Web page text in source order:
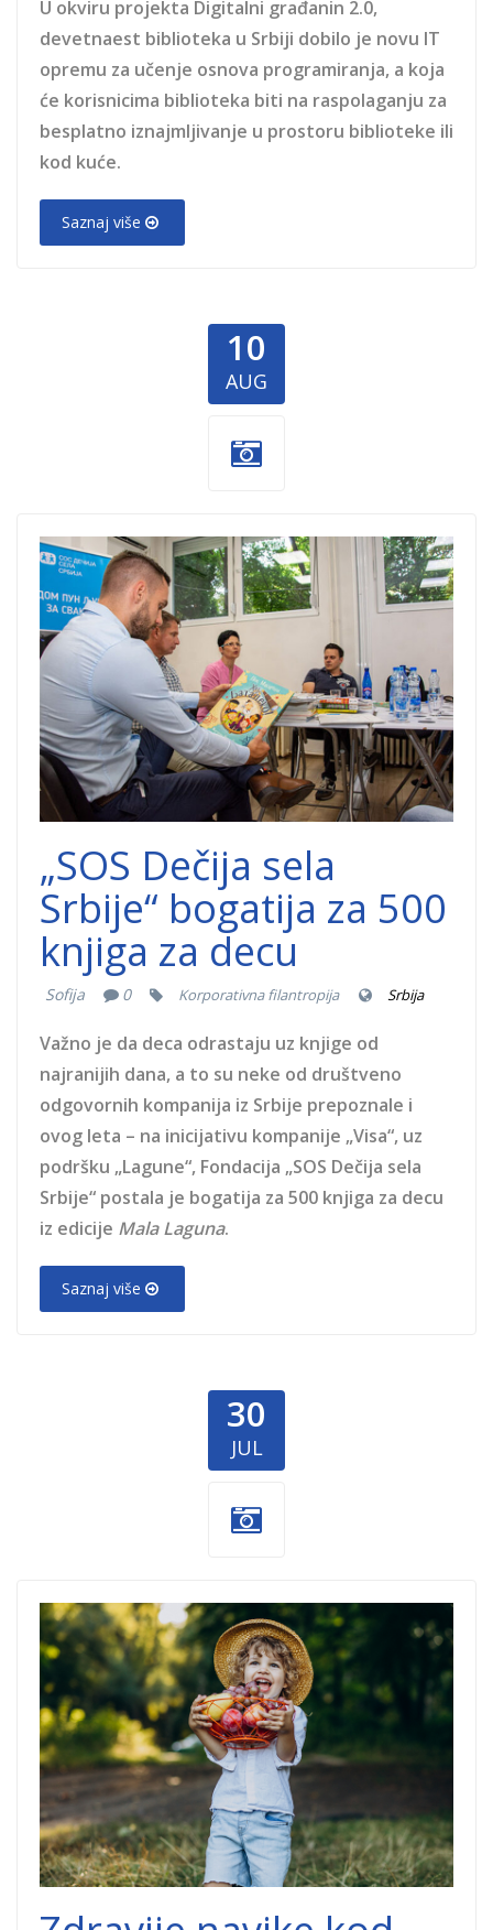
U okviru projekta Digitalni građanin 2.0,
devetnaest biblioteka u Srbiji dobilo je novu IT
opremu za učenje osnova programiranja, a koja
će korisnicima biblioteka biti na raspolaganju za
besplatno iznajmljivanje u prostoru biblioteke ili
kod kuće.
Saznaj više
10
AUG
SOS-Decija-
sela.jpg
„SOS Dečija sela
Srbije“ bogatija za 500
knjiga za decu
Sofija 0 Korporativna filantropija Srbija
Važno je da deca odrastaju uz knjige od
najranijih dana, a to su neke od društveno
odgovornih kompanija iz Srbije prepoznale i
ovog leta – na inicijativu kompanije „Visa“, uz
podršku „Lagune“, Fondacija „SOS Dečija sela
Srbije“ postala je bogatija za 500 knjiga za decu
iz edicije Mala Laguna.
Saznaj više
30
JUL
Zdravije-navike-
1.jpg